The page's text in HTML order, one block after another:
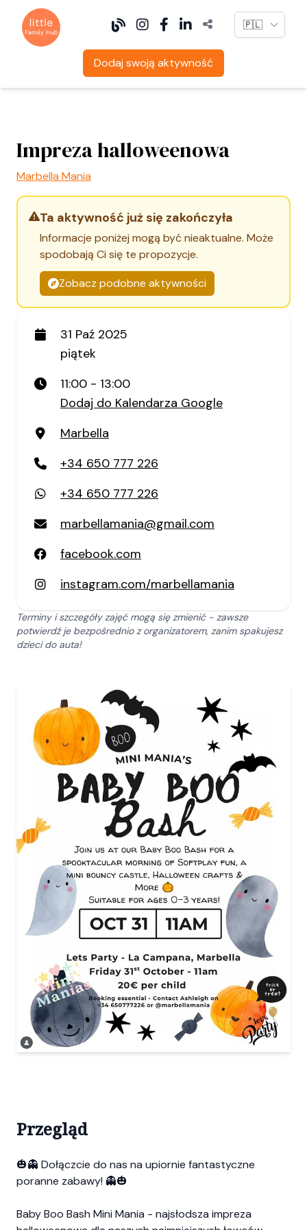
Language
Dodaj swoją aktywność
Impreza halloweenowa
Marbella Mania
Ta aktywność już się zakończyła
Informacje poniżej mogą być nieaktualne. Może
spodobają Ci się te propozycje.
Zobacz podobne aktywności
31 Paź 2025
piątek
11:00 - 13:00
Dodaj do Kalendarza Google
Marbella
+34 650 777 226
+34 650 777 226
marbellamania@gmail.com
facebook.com
instagram.com/marbellamania
Terminy i szczegóły zajęć mogą się zmienić - zawsze
potwierdź je bezpośrednio z organizatorem, zanim spakujesz
dzieci do auta!
Przegląd
🎃👻 Dołączcie do nas na upiornie fantastyczne
poranne zabawy! 👻🎃
Baby Boo Bash Mini Mania - najsłodsza impreza